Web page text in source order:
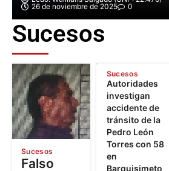
Sucesos
Sucesos
Falso
abogado
investigan
accidente de
tránsito de la
Pedro León
Torres con 58
en
Barquisimeto
2026